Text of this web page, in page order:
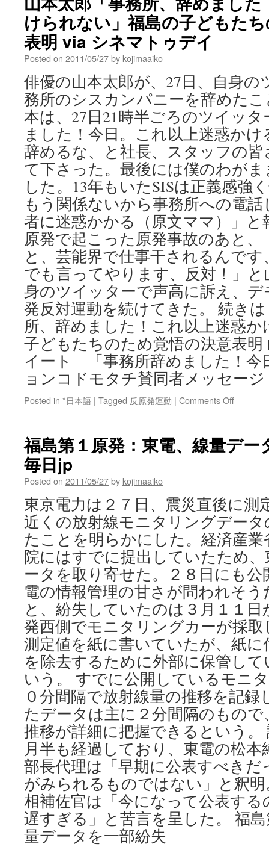
けられない」福島の子どもた
表明 via シネマトゥデイ
Posted on 2011/05/27by kojimaaiko
俳優の山本太郎が、27日、自身の
務所のシスカンパニーを辞めた
本は、27日21時半ごろのツイッ
ました！今日。これ以上迷惑か
辞めるな、と社長、スタッフの
て下さった。最後には僕のわが
した。13年もいたSISは正義感強
もう関係ないから事務所への電
者に迷惑かかる（原文ママ）」と
原発で起こった原発事故のあと、
と、芸能界で仕事干されるんで
でも言ってやります、反対！」
身のツイッターで声高に訴え、
発反対運動を続けてきた。 続き
所、辞めました！これ以上迷惑
子どもたちのため覚悟の決意表
イート 「事務所辞めました！今
ョンコドモタチ賛同者メッセー
Posted in *日本語 | Tagged 反原発運動 | Comments Offon
太
郎
め
ま
し
た！
こ
れ
以
上
迷
惑
か
け
ら
れ
な
い」
福
島
の
子
ど
も
た
ち
の
た
め
福島第１原発：東電、線量デ
毎日jp
Posted on 2011/05/27by kojimaaiko
東京電力は２７日、震災直後に測
近くの放射線モニタリングデー
たことを明らかにした。経済産業
院にはすでに提出していたため
ータを取り寄せた。２８日にも
電の情報管理の甘さが問われそ
と、紛失していたのは３月１１
発西側でモニタリングカーが採
測定値を紙に書いていたが、紙に
を除去するために外部に保管し
いう。 すでに公開しているモニ
０分間隔で放射線量の推移を記
たデータは主に２分間隔のもの
推移が詳細に把握できるという。
月半も経過しており、東電の松本
部長代理は「早期に公表すべきだ
がみられるものではない」と釈
相補佐官は「今になって公表す
遅すぎる」と苦言を呈した。 福
量データを一部紛失